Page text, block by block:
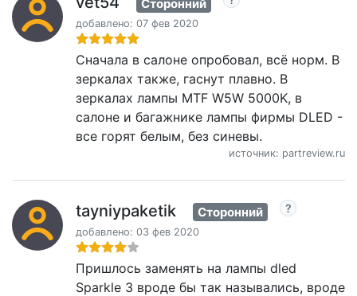
Сторонний
добавлено: 07 фев 2020
Сначала в салоне опробовал, всё норм. В
зеркалах также, гаснут плавно. В
зеркалах лампы MTF W5W 5000K, в
салоне и багажнике лампы фирмы DLED -
все горят белым, без синевы.
источник: partreview.ru
tayniypaketik Сторонний
добавлено: 03 фев 2020
Пришлось заменять на лампы dled
Sparkle 3 вроде бы так назывались, вроде